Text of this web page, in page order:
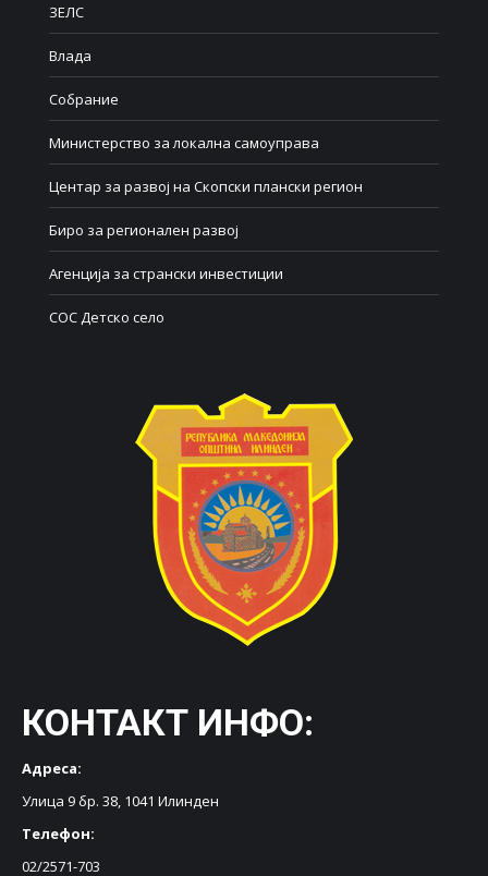
ЗЕЛС
Влада
Собрание
Министерство за локална самоуправа
Центар за развој на Скопски плански регион
Биро за регионален развој
Агенција за странски инвестиции
СОС Детско село
КОНТАКТ ИНФО:
Адреса:
Улица 9 бр. 38, 1041 Илинден
Телефон:
02/2571-703